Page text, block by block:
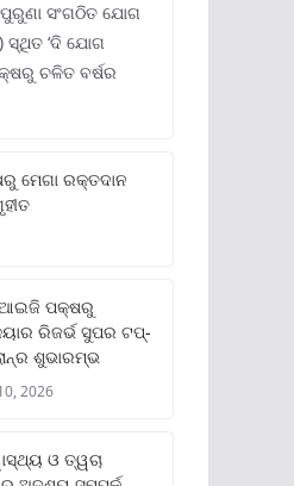
ସଂଗଠିତ ଯୋଗ
ସ୍ଥିତ ‘ଦି ଯୋଗ
ଚଳିତ ବର୍ଷର
ମେଗା ରକ୍ତଦାନ
ପକ୍ଷରୁ
ରିଜର୍ଭ ସୁପର ଟପ୍‌-
ଶୁଭାରମ୍ଭ
2026
ଓ ତ୍ୱଚା